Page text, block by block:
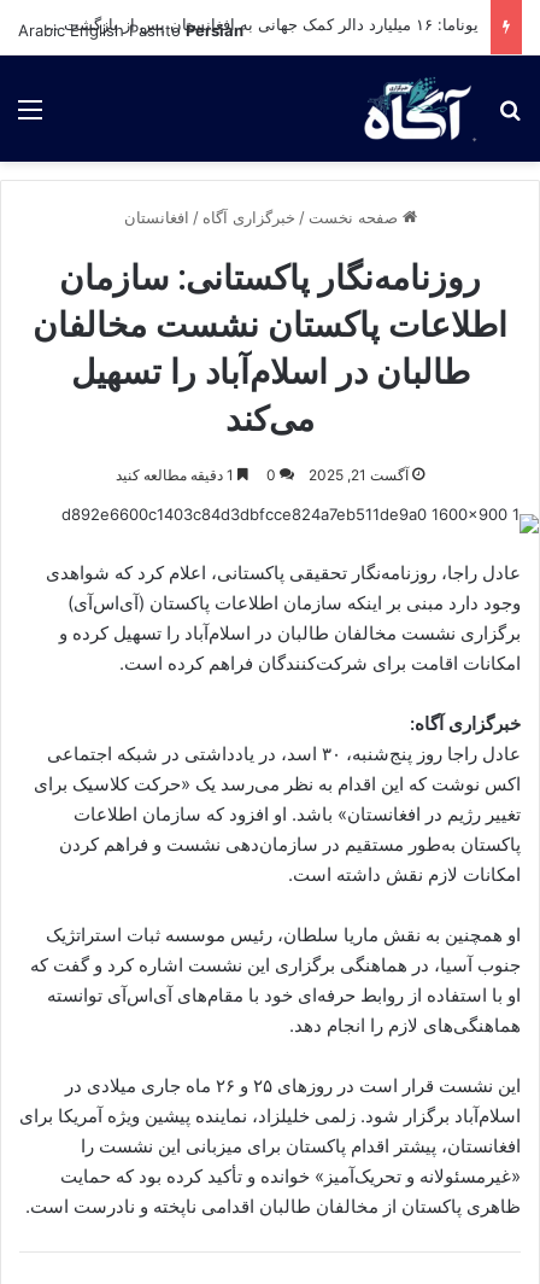
یوناما: ۱۶ میلیارد دالر کمک جهانی به افغانستان پس از بازگشت طالبان؛ اما بحران همچنان ادامه دارد
برای جستجو
صفحه نخست / خبرگزاری آگاه / افغانستان
روزنامه‌نگار پاکستانی: سازمان
اطلاعات پاکستان نشست مخالفان
طالبان در اسلام‌آباد را تسهیل
می‌کند
آگست 21, 2025 0
عادل راجا، روزنامه‌نگار تحقیقی پاکستانی، اعلام کرد که شواهدی
وجود دارد مبنی بر اینکه سازمان اطلاعات پاکستان (آی‌اس‌آی)
برگزاری نشست مخالفان طالبان در اسلام‌آباد را تسهیل کرده و
امکانات اقامت برای شرکت‌کنندگان فراهم کرده است.
خبرگزاری آگاه:
عادل راجا روز پنج‌شنبه، ۳۰ اسد، در یادداشتی در شبکه اجتماعی
اکس نوشت که این اقدام به نظر می‌رسد یک «حرکت کلاسیک برای
تغییر رژیم در افغانستان» باشد. او افزود که سازمان اطلاعات
پاکستان به‌طور مستقیم در سازمان‌دهی نشست و فراهم کردن
امکانات لازم نقش داشته است.
او همچنین به نقش ماریا سلطان، رئیس موسسه ثبات استراتژیک
جنوب آسیا، در هماهنگی برگزاری این نشست اشاره کرد و گفت که
او با استفاده از روابط حرفه‌ای خود با مقام‌های آی‌اس‌آی توانسته
هماهنگی‌های لازم را انجام دهد.
این نشست قرار است در روزهای ۲۵ و ۲۶ ماه جاری میلادی در
اسلام‌آباد برگزار شود. زلمی خلیلزاد، نماینده پیشین ویژه آمریکا برای
افغانستان، پیشتر اقدام پاکستان برای میزبانی این نشست را
«غیرمسئولانه و تحریک‌آمیز» خوانده و تأکید کرده بود که حمایت
ظاهری پاکستان از مخالفان طالبان اقدامی ناپخته و نادرست است.
Arabic English Pashto Persian